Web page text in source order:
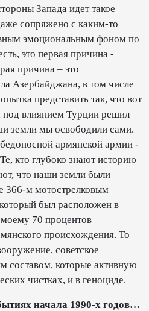
Запада идет такое
сопряжено с каким-то
эмоциональным фоном по
это первая причина -
причина – это
Азербайджана, в том числе
представить так, что вот
под влиянием Турции решил
земли мы освободили сами.
армянской армии -
кто глубоко знают историю
что наши земли были
366-м мотострелковым
был расположен в
70 процентов
происхождения. То
советское
составом, которые активную
чистках, и в геноциде.
начала 1990-х годов…